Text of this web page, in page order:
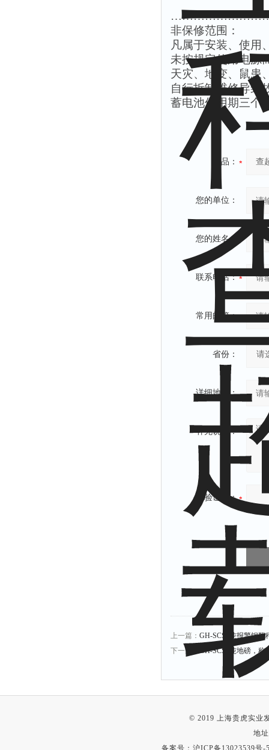
非保修范围：
凡属于安装、使用
未按规定使用电源
天灾、地变、鼠患
自行拆卸维修导致
蓄电池保用期三个
产品：
您的单位：
您的姓名：
联系电话：
常用邮箱：
省份：
详细地址：
补充说明：
验证码：
上一篇： GH-SCS2吨报警钢
下一篇：
GH-SCS1吨地磅，
© 2019 上海贵虎实业
地
备案号：沪ICP备13023539号-